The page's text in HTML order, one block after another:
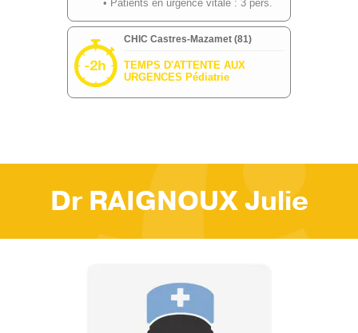
Dr RAIGNOUX Julie